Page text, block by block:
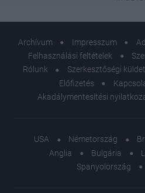
Archívum Impresszum
Felhasználási feltételek
Rólunk
Szerkesztőségi
Előfizetés
Akadálymentesítési
USA Németország
Anglia
Bulgária
Spanyolország